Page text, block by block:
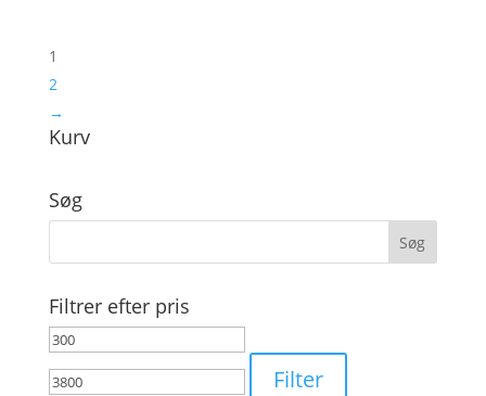
1
2
→
Kurv
Søg
Filtrer efter pris
Mindste
Filter